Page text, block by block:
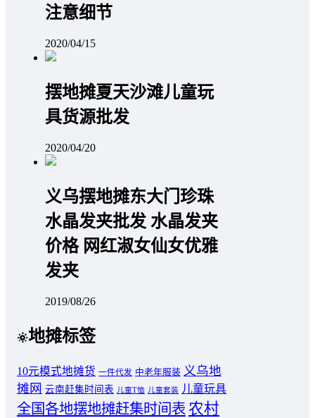
注意细节
2020/04/15
摆地摊夏天沙滩儿童玩
具货源批发
2020/04/20
义乌摆地摊东大门珍珠
水晶发夹批发 水晶发夹
价格 网红淑女仙女优雅
发夹
2019/08/26
地摊标签
10元模式地摊货 一件代发 中老年服装 义乌地
摊网 云南赶集时间表 儿童T恤 儿童套装 儿童玩具
全国各地摆地摊赶集时间表 农村